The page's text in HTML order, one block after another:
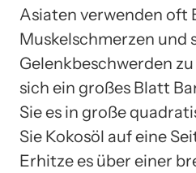
Asiaten verwenden oft
Muskelschmerzen und
Gelenkbeschwerden
sich ein großes Blatt
Sie es in große
Sie Kokosöl auf eine
Erhitze es über einer